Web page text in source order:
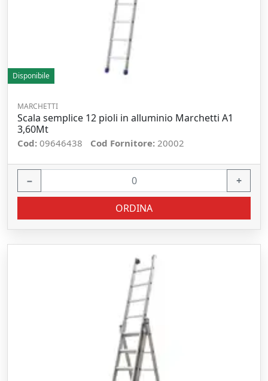
Disponibile
MARCHETTI
Scala semplice 12 pioli in alluminio Marchetti A1
3,60Mt
Cod: 09646438 Cod Fornitore: 20002
− +
ORDINA